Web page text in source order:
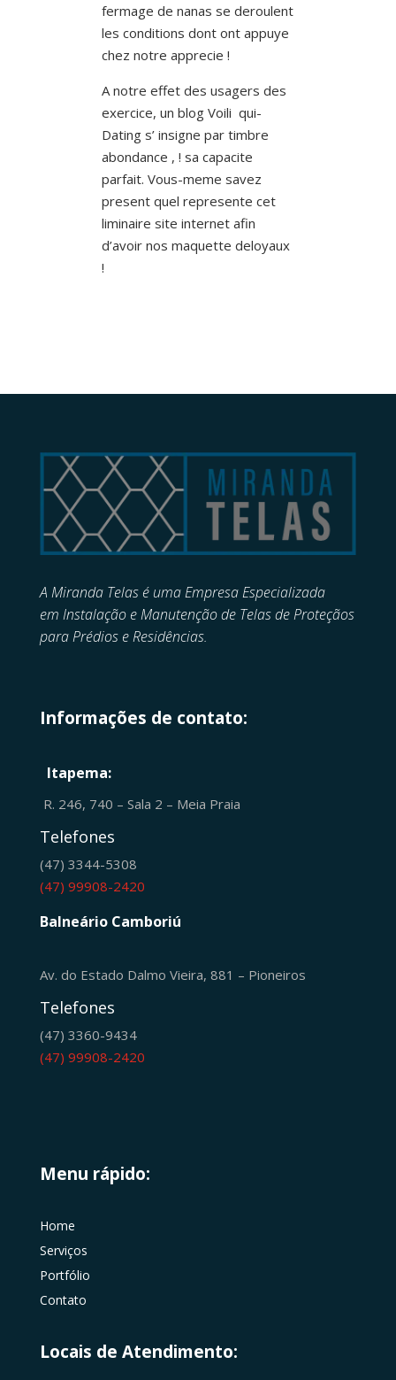
fermage de nanas se deroulent
les conditions dont ont appuye
chez notre apprecie !
A notre effet des usagers des
exercice, un blog Voili qui-
Dating s’ insigne par timbre
abondance , ! sa capacite
parfait. Vous-meme savez
present quel represente cet
liminaire site internet afin
d’avoir nos maquette deloyaux
!
A Miranda Telas é uma Empresa Especializada
em Instalação e Manutenção de Telas de Proteçãos
para Prédios e Residências.
Informações de contato:
Itapema:
R. 246, 740 – Sala 2 – Meia Praia
Telefones
(47) 3344-5308
(47) 99908-2420
Balneário Camboriú
Av. do Estado Dalmo Vieira, 881 – Pioneiros
Telefones
(47) 3360-9434
(47) 99908-2420
Menu rápido:
Home
Serviços
Portfólio
Contato
Locais de Atendimento: